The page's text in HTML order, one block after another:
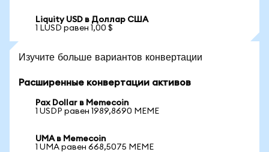
Liquity USD в Доллар США
1 LUSD равен 1,00 $
Изучите больше вариантов конвертации
Расширенные конвертации активов
Pax Dollar в Memecoin
1 USDP равен 1989,8690 MEME
UMA в Memecoin
1 UMA равен 668,5075 MEME